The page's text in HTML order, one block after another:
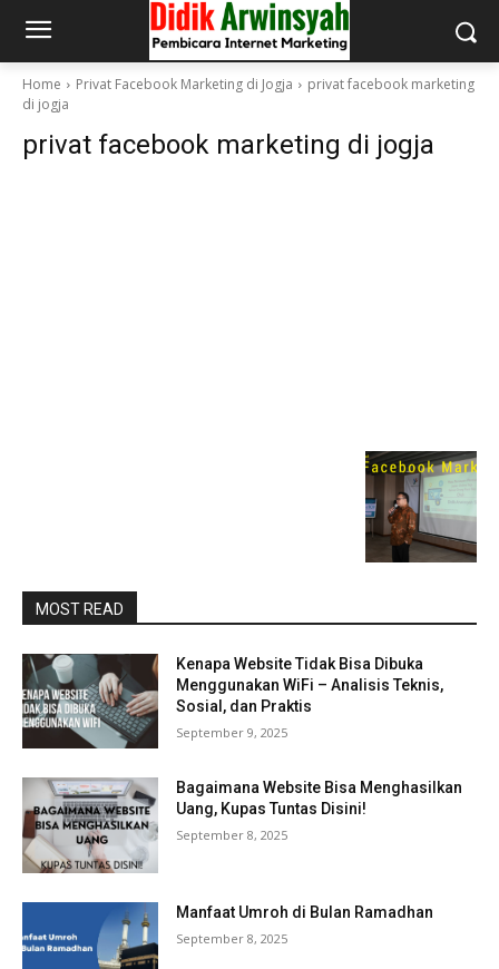
Home Privat Facebook Marketing di Jogja
privat facebook marketing
di jogja
privat facebook marketing di jogja
MOST READ
Kenapa Website Tidak Bisa Dibuka
Menggunakan WiFi – Analisis Teknis,
Sosial, dan Praktis
September 9, 2025
Bagaimana Website Bisa Menghasilkan
Uang, Kupas Tuntas Disini!
September 8, 2025
Manfaat Umroh di Bulan Ramadhan
September 8, 2025